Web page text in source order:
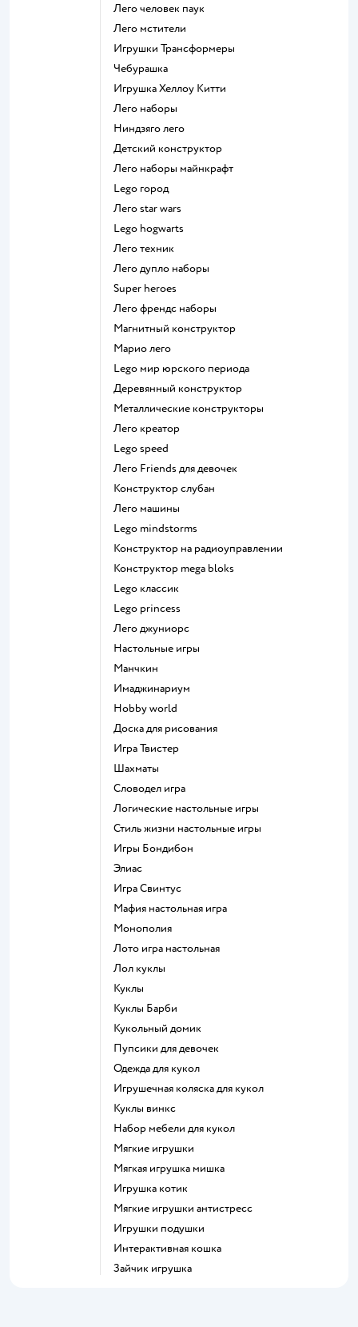
Лего человек паук
Лего мстители
Игрушки Трансформеры
Чебурашка
Игрушка Хеллоу Китти
Лего наборы
Ниндзяго лего
Детский конструктор
Лего наборы майнкрафт
Lego город
Лего star wars
Lego hogwarts
Лего техник
Лего дупло наборы
Super heroes
Лего френдс наборы
Магнитный конструктор
Марио лего
Lego мир юрского периода
Деревянный конструктор
Металлические конструкторы
Лего креатор
Lego speed
Лего Friends для девочек
Конструктор слубан
Лего машины
Lego mindstorms
Конструктор на радиоуправлении
Конструктор mega bloks
Lego классик
Lego princess
Лего джуниорс
Настольные игры
Манчкин
Имаджинариум
Hobby world
Доска для рисования
Игра Твистер
Шахматы
Словодел игра
Логические настольные игры
Стиль жизни настольные игры
Игры Бондибон
Элиас
Игра Свинтус
Мафия настольная игра
Монополия
Лото игра настольная
Лол куклы
Куклы
Куклы Барби
Кукольный домик
Пупсики для девочек
Одежда для кукол
Игрушечная коляска для кукол
Куклы винкс
Набор мебели для кукол
Мягкие игрушки
Мягкая игрушка мишка
Игрушка котик
Мягкие игрушки антистресс
Игрушки подушки
Интерактивная кошка
Зайчик игрушка